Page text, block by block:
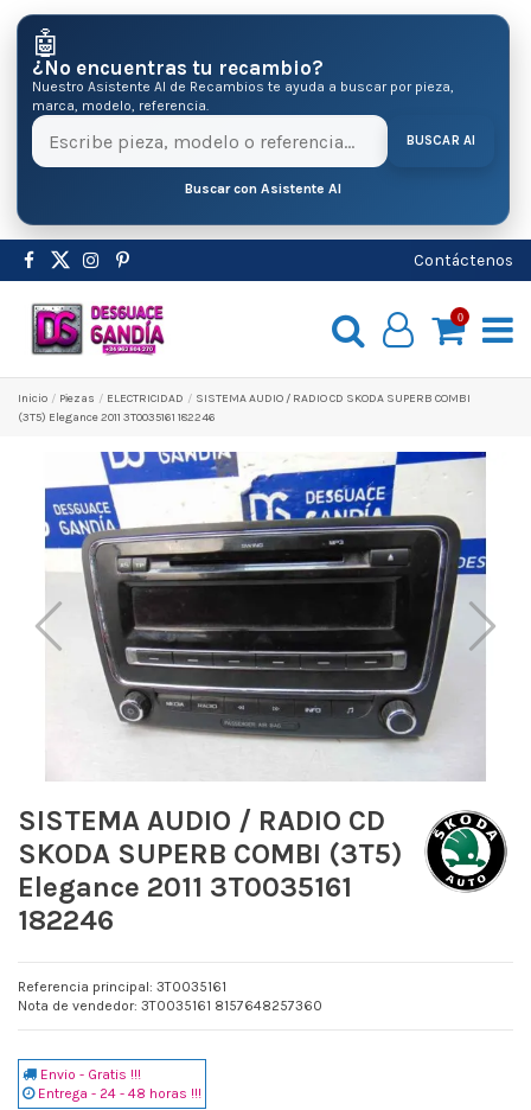
🤖
¿No encuentras tu recambio?
Nuestro Asistente AI de Recambios te ayuda a buscar por pieza,
marca, modelo, referencia.
BUSCAR AI
Buscar con Asistente AI
Contáctenos
0
Inicio Pіezas ELECTRICIDAD
SISTEMA AUDIO / RADIO CD SKODA SUPERB COMBI
(3T5) Elegance 2011 3T0035161 182246
SISTEMA AUDIO / RADIO CD
SKODA SUPERB COMBI (3T5)
Elegance 2011 3T0035161
182246
Referencia principal: 3T0035161
Nota de vendedor: 3T0035161 8157648257360
Envio - Gratis !!!
Entrega - 24 - 48 horas !!!